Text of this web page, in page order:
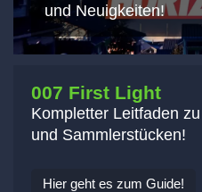
und Neuigkeiten!
007 First Light
Kompletter Leitfaden
und Sammlerstücken!
Hier geht es zum Guide!